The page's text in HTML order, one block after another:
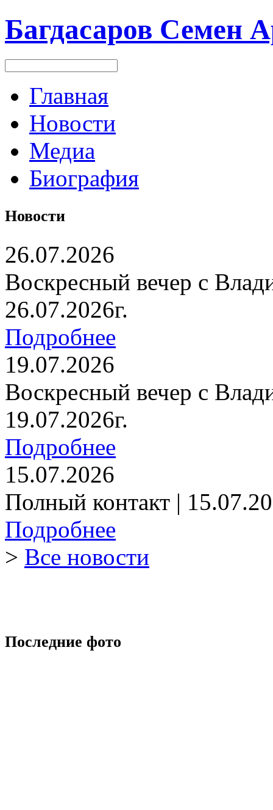
Багдасаров Семен
Главная
Новости
Медиа
Биография
Новости
26.07.2026
Воскресный вечер с
26.07.2026г.
Подробнее
19.07.2026
Воскресный вечер с
19.07.2026г.
Подробнее
15.07.2026
Полный контакт |
Подробнее
> Все новости
Последние фото